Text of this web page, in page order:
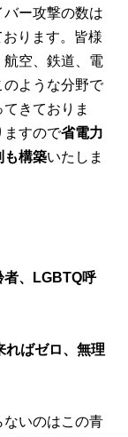
ー攻撃の数は
ります。皆様
空、鉄道、電
のような分野で
きておりま
ますので省電力
も構築いたしま
者、LGBTQ呼
ばゼロ、無理
いのはこの青